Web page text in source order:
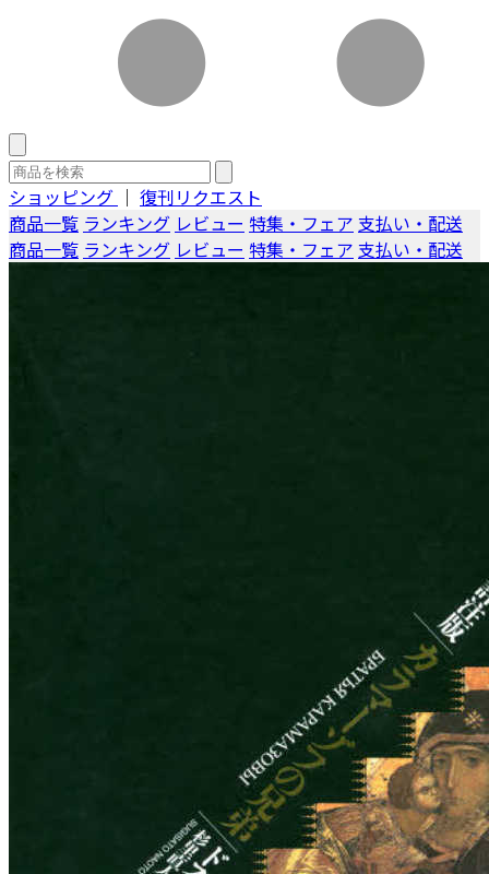
ショッピング ｜ 復刊リクエスト
商品一覧 ランキング レビュー 特集・フェア 支払い・配送
商品一覧 ランキング レビュー 特集・フェア 支払い・配送